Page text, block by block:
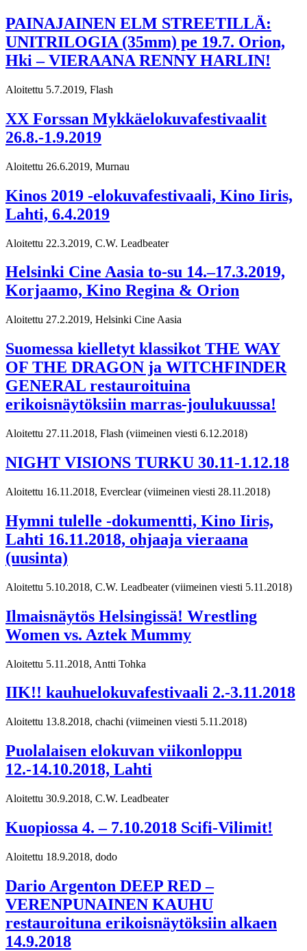
PAINAJAINEN ELM STREETILLÄ:
UNITRILOGIA (35mm) pe 19.7. Orion,
Hki – VIERAANA RENNY HARLIN!
Aloitettu 5.7.2019, Flash
XX Forssan Mykkäelokuvafestivaalit
26.8.-1.9.2019
Aloitettu 26.6.2019, Murnau
Kinos 2019 -elokuvafestivaali, Kino Iiris,
Lahti, 6.4.2019
Aloitettu 22.3.2019, C.W. Leadbeater
Helsinki Cine Aasia to-su 14.–17.3.2019,
Korjaamo, Kino Regina & Orion
Aloitettu 27.2.2019, Helsinki Cine Aasia
Suomessa kielletyt klassikot THE WAY
OF THE DRAGON ja WITCHFINDER
GENERAL restauroituina
erikoisnäytöksiin marras-joulukuussa!
Aloitettu 27.11.2018, Flash (viimeinen viesti 6.12.2018)
NIGHT VISIONS TURKU 30.11-1.12.18
Aloitettu 16.11.2018, Everclear (viimeinen viesti 28.11.2018)
Hymni tulelle -dokumentti, Kino Iiris,
Lahti 16.11.2018, ohjaaja vieraana
(uusinta)
Aloitettu 5.10.2018, C.W. Leadbeater (viimeinen viesti 5.11.2018)
Ilmaisnäytös Helsingissä! Wrestling
Women vs. Aztek Mummy
Aloitettu 5.11.2018, Antti Tohka
IIK!! kauhuelokuvafestivaali 2.-3.11.2018
Aloitettu 13.8.2018, chachi (viimeinen viesti 5.11.2018)
Puolalaisen elokuvan viikonloppu
12.-14.10.2018, Lahti
Aloitettu 30.9.2018, C.W. Leadbeater
Kuopiossa 4. – 7.10.2018 Scifi-Vilimit!
Aloitettu 18.9.2018, dodo
Dario Argenton DEEP RED –
VERENPUNAINEN KAUHU
restauroituna erikoisnäytöksiin alkaen
14.9.2018